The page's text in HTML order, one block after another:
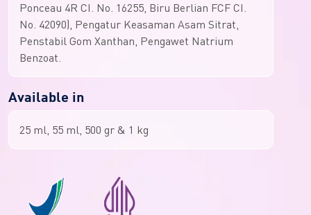
Ponceau 4R CI. No. 16255, Biru Berlian FCF CI.
No. 42090), Pengatur Keasaman Asam Sitrat,
Penstabil Gom Xanthan, Pengawet Natrium
Benzoat.
Available in
25 ml, 55 ml, 500 gr & 1 kg